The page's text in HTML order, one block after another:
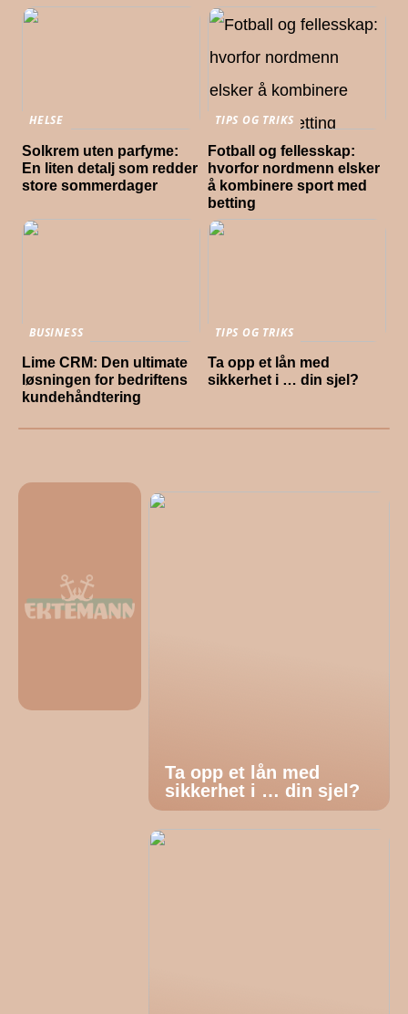
HELSE
Solkrem uten parfyme:
En liten detalj som redder
store sommerdager
TIPS OG TRIKS
Fotball og fellesskap:
hvorfor nordmenn elsker
å kombinere sport med
betting
BUSINESS
Lime CRM: Den ultimate
løsningen for bedriftens
kundehåndtering
TIPS OG TRIKS
Ta opp et lån med
sikkerhet i … din sjel?
Ta opp et lån med
sikkerhet i … din sjel?